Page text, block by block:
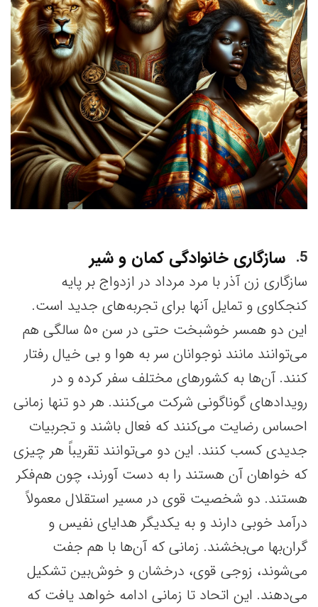
5 سازگاری خانوادگی کمان و شیر
سازگاری زن آذر با مرد مرداد در ازدواج بر پایه
کنجکاوی و تمایل آنها برای تجربه‌های جدید است.
این دو همسر خوشبخت حتی در سن ۵۰ سالگی هم
می‌توانند مانند نوجوانان سر به هوا و بی خیال رفتار
کنند. آن‌ها به کشورهای مختلف سفر کرده و در
رویدادهای گوناگونی شرکت می‌کنند. هر دو تنها زمانی
احساس رضایت می‌کنند که فعال باشند و تجربیات
جدیدی کسب کنند. این دو می‌توانند تقریباً هر چیزی
که خواهان آن هستند را به دست آورند، چون هم‌فکر
هستند. دو شخصیت قوی در مسیر استقلال معمولاً
درآمد خوبی دارند و به یکدیگر هدایای نفیس و
گران‌بها می‌بخشند. زمانی که آن‌ها با هم جفت
می‌شوند، زوجی قوی، درخشان و خوش‌بین تشکیل
می‌دهند. این اتحاد تا زمانی ادامه خواهد یافت که